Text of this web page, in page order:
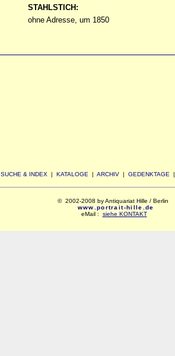
STAHLSTICH:
ohne Adresse, um 1850
SUCHE & INDEX | KATALOGE | ARCHIV | GEDENKTAGE
© 2002-2008 by Antiquariat Hille / Berlin
www.portrait-hille.de
eMail : siehe KONTAKT